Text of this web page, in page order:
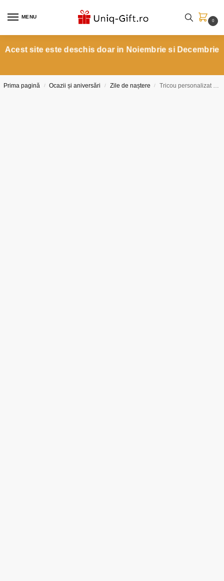
MENU
0
Acest site este deschis doar in Noiembrie si Decembrie
Prima pagină / Ocazii și aniversări / Zile de naștere / Tricou personalizat cu un cuvant ce o descrie pe ea.